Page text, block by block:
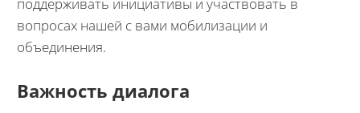
вопросах нашей с вами мобилизации и
объединения.
Важность диалога